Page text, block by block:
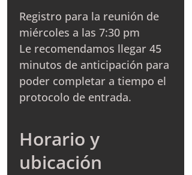
Registro para la reunión de
miércoles a las 7:30 pm
Le recomendamos llegar 45
minutos de anticipación para
poder completar a tiempo el
protocolo de entrada.
Horario y
ubicación